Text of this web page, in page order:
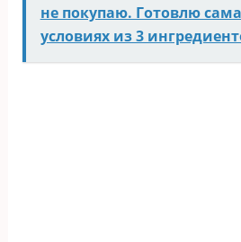
не покупаю. Готовлю
условиях из 3